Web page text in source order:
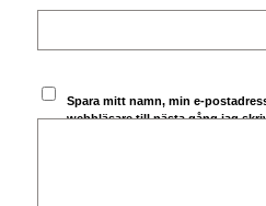
Spara mitt namn, min e-
webbläsare till nästa gång jag